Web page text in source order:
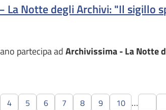
La Notte degli Archivi: "Il sigillo
partecipa adArchivissima - La Notte
4 5 6 7 8 9 10 …